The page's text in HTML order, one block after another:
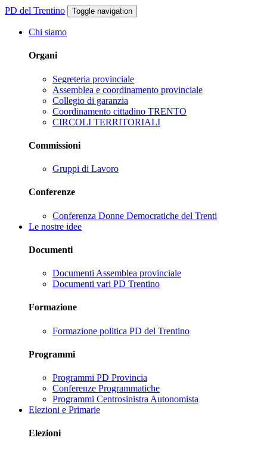
PD del Trentino Toggle navigation
Chi siamo
Organi
Segreteria provinciale
Assemblea e coordinamento provinciale
Collegio di garanzia
Coordinamento cittadino TRENTO
CIRCOLI TERRITORIALI
Commissioni
Gruppi di Lavoro
Conferenze
Conferenza Donne Democratiche del Trenti
Le nostre idee
Documenti
Documenti Assemblea provinciale
Documenti vari PD Trentino
Formazione
Formazione politica PD del Trentino
Programmi
Programmi PD Provincia
Conferenze Programmatiche
Programmi Centrosinistra Autonomista
Elezioni e Primarie
Elezioni